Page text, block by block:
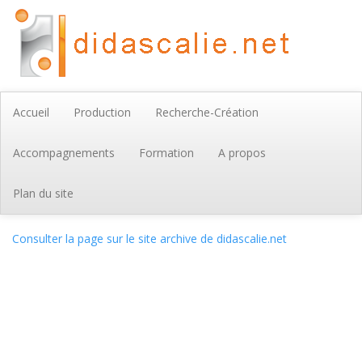
Accueil Production Recherche-Création
Accompagnements Formation A propos
Plan du site
Consulter la page sur le site archive de didascalie.net